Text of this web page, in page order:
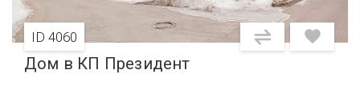
ID 4060
Дом в КП Президент